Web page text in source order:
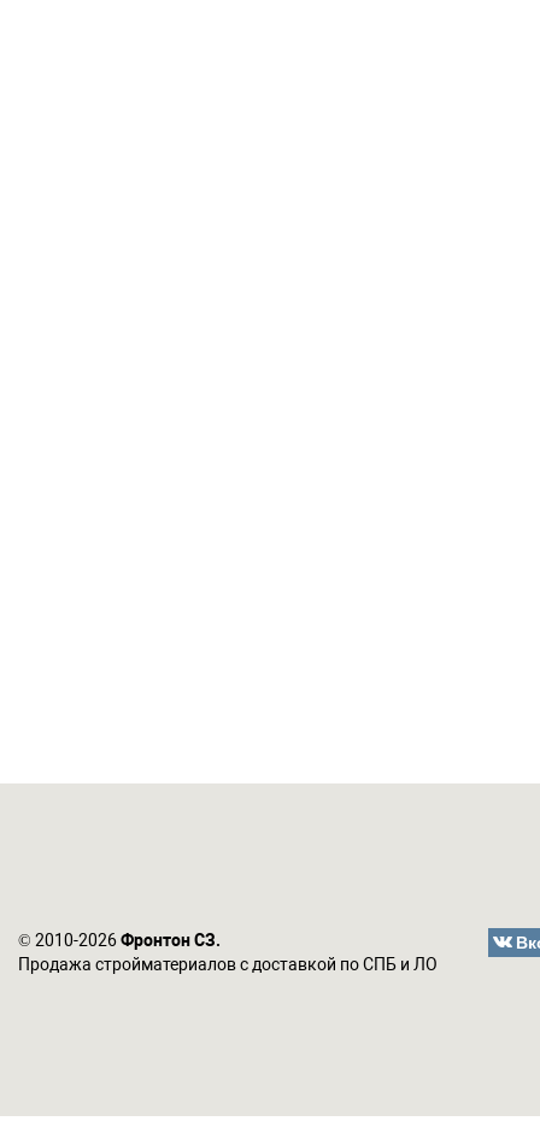
© 2010-2026Фронтон СЗ.
Продажа стройматериалов с доставкой по СПБ и ЛО